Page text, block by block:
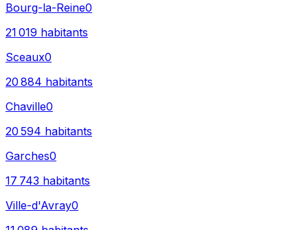
Bourg-la-Reine0
21 019 habitants
Sceaux0
20 884 habitants
Chaville0
20 594 habitants
Garches0
17 743 habitants
Ville-d'Avray0